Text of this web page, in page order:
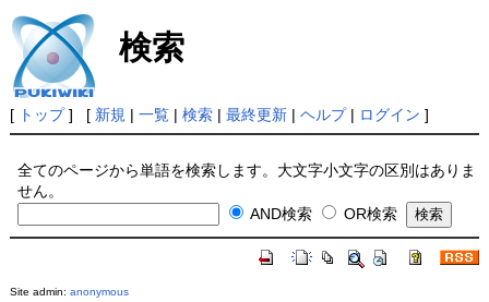
検索
[ トップ] [ 新規 | 一覧| 検索| 最終更新| ヘルプ| ログイン ]
全てのページから単語を検索します。大文字小文字の区別はありま
せん。
AND検索
OR検索
Site admin: anonymous